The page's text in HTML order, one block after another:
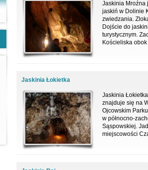
Jaskinia Mroźna
jaskiń w Dolinie
zwiedzania.
Dojście do
turystycznym.
Kościeliska
Jaskinia Łokietka
Jaskinia
znajduje się na
Ojcowskim
w północno-
Sąspowskiej.
miejscowości